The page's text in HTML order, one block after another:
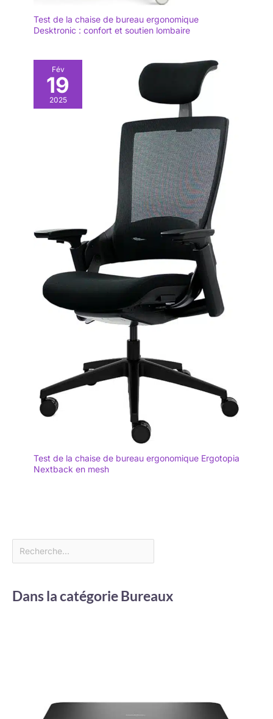
Test de la chaise de bureau ergonomique
Desktronic : confort et soutien lombaire
Fév
19
2025
Test de la chaise de bureau ergonomique Ergotopia
Nextback en mesh
Dans la catégorie Bureaux